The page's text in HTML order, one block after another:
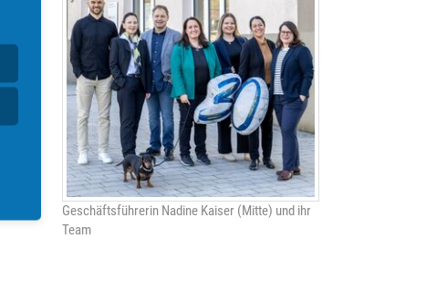
Geschäftsführerin Nadine Kaiser (Mitte) und ihr
Team